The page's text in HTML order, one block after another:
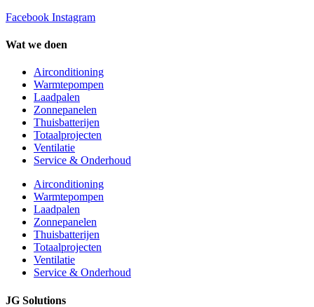
Facebook Instagram
Wat we doen
Airconditioning
Warmtepompen
Laadpalen
Zonnepanelen
Thuisbatterijen
Totaalprojecten
Ventilatie
Service & Onderhoud
Airconditioning
Warmtepompen
Laadpalen
Zonnepanelen
Thuisbatterijen
Totaalprojecten
Ventilatie
Service & Onderhoud
JG Solutions